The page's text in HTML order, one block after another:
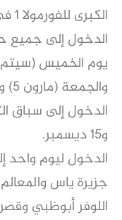
الكبرى للفورمولا 1 في أبوظبي على مدار أربعة أيام
الدخول إلى جميع
يوم الخميس (سيتم
والجمعة (مارون 5) والسبت (إمينيم) والأحد (ذا ميوز)
و15 ديسمبر.
الدخول ليوم واحد
جزيرة ياس
اللوفر أبوظبي